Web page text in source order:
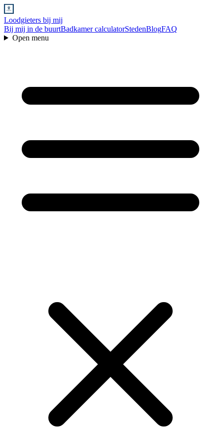
Loodgieters bij mij
Bij mij in de buurtBadkamer calculatorStedenBlogFAQ
Open menu